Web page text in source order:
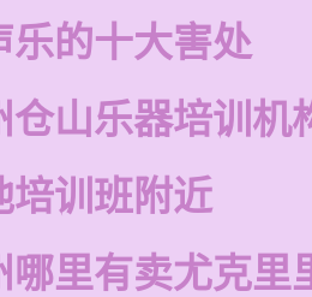
乐的十大害处
仓山乐器培训机
培训班附近
哪里有卖尤克里